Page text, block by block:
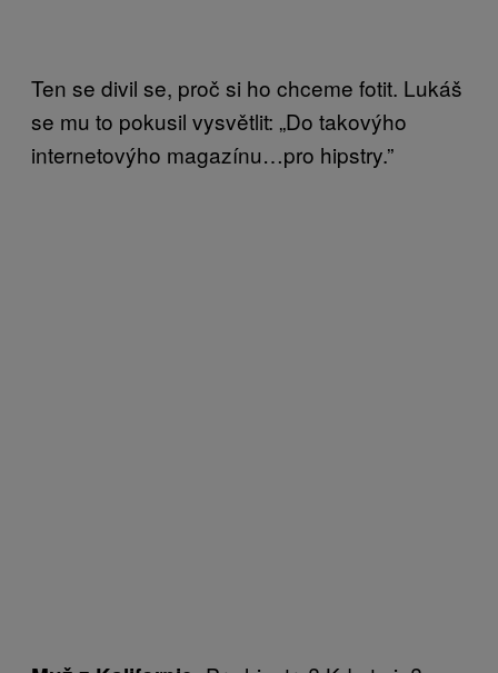
Ten se divil se, proč si ho chceme fotit. Lukáš
se mu to pokusil vysvětlit: „Do takovýho
internetovýho magazínu…pro hipstry.”